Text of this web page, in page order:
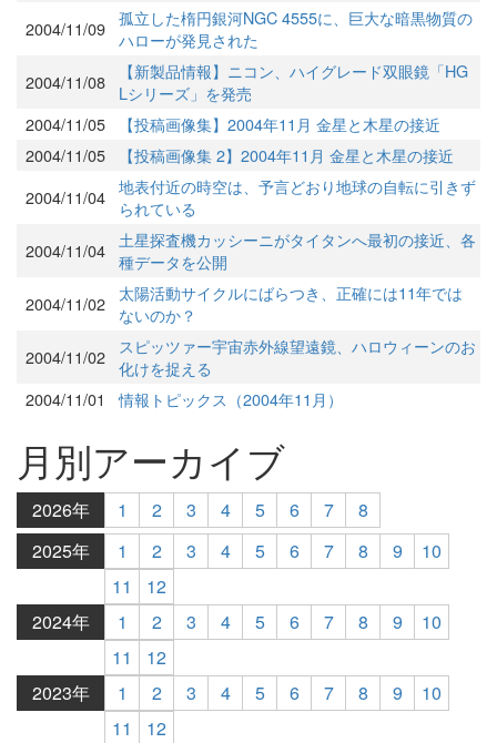
2004/11/09 孤立した楕円銀河NGC 4555に、巨大な暗黒物質の
ハローが発見された
2004/11/08
【新製品情報】ニコン、ハイグレード双眼鏡「HG
Lシリーズ」を発売
2004/11/05
【投稿画像集】2004年11月 金星と木星の接近
2004/11/05
【投稿画像集 2】2004年11月 金星と木星の接近
2004/11/04 地表付近の時空は、予言どおり地球の自転に引きず
られている
2004/11/04 土星探査機カッシーニがタイタンへ最初の接近、各
種データを公開
2004/11/02
太陽活動サイクルにばらつき、正確には11年では
ないのか？
2004/11/02
スピッツァー宇宙赤外線望遠鏡、ハロウィーンのお
化けを捉える
2004/11/01
情報トピックス（2004年11月）
月別アーカイブ
2026年 1 2 3 4 5 6 7
8
2025年
1 2 3 4 5 6 7 8 9
10
11
12
2024年
1 2 3 4 5 6 7 8 9
10
11
12
2023年
1 2 3 4 5 6 7 8 9
10
11
12